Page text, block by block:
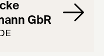
GbR